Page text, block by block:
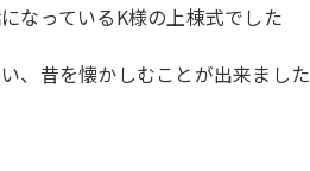
なっているK様の上棟式でした
、昔を懐かしむことが出来ました